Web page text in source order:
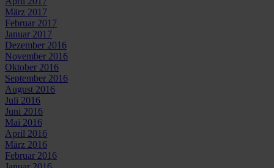
März 2017
Februar 2017
Januar 2017
Dezember 2016
November 2016
Oktober 2016
September 2016
August 2016
Juli 2016
Juni 2016
Mai 2016
April 2016
März 2016
Februar 2016